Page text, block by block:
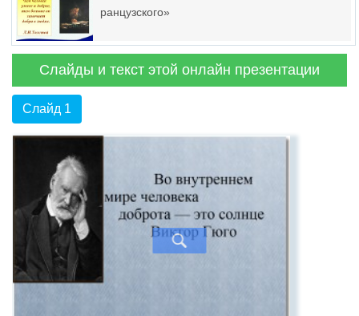
ранцузского»
Слайды и текст этой онлайн презентации
Слайд 1